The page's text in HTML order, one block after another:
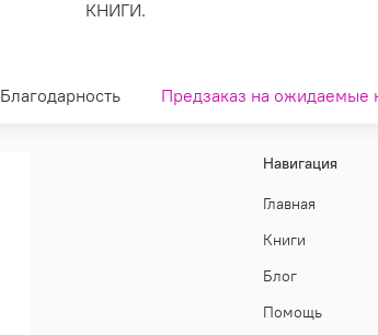
КНИГИ.
Благодарность Предзаказ на ожидаемые
Навигация
Главная
Книги
Блог
Помощь